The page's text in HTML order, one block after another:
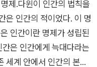
권리를 지닌 시민이라기
성과 맹종을 강요하는 국
복종해야 한다. (272)-고
건 처음에는 역설적으로
도, 잦은 수모를 겪고 죽을
력만은 남아있다. 마지막
야 한다. 그 능력이란 바
령은 칼과 같다며, 칼을
분석을 하면서, 이른바
개인을 이해할 수 있다면
한 제3제국의 ‘거대한
않을까 하는 생각을 전
기록으로 끝나지 않는다.
한 절제하며 담담히 서술
문학적인 표현들로 가득
을 빌리자면, 이 책의 줄
리모 레비의 연보에는 자
<주기율표> 프랑스어판
받는다. 4월 11일 토리노
는 왜 ‘이것이 인간인가’라
한 사람들이 그 때의 경
란 정말 쉽지 않을 것이
적의나 어떠한 분노도
다는 것. 일상 생활에서
쉽게 화내고 잊지 못해
표현을 사용했다고 전해
사회를 이루는 개체 중
줄 알고 또한 정치적이기
에 이 정의는 2300여 년이
제.다윈이 인간의 법칙을
은 인간의 적이었다. 이 명
인간이란 명제가 성립된
은 인간에게 늑대다라는
세계 안에서 인간의 본능